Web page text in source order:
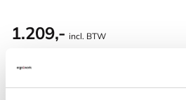
1.209,- incl. BTW